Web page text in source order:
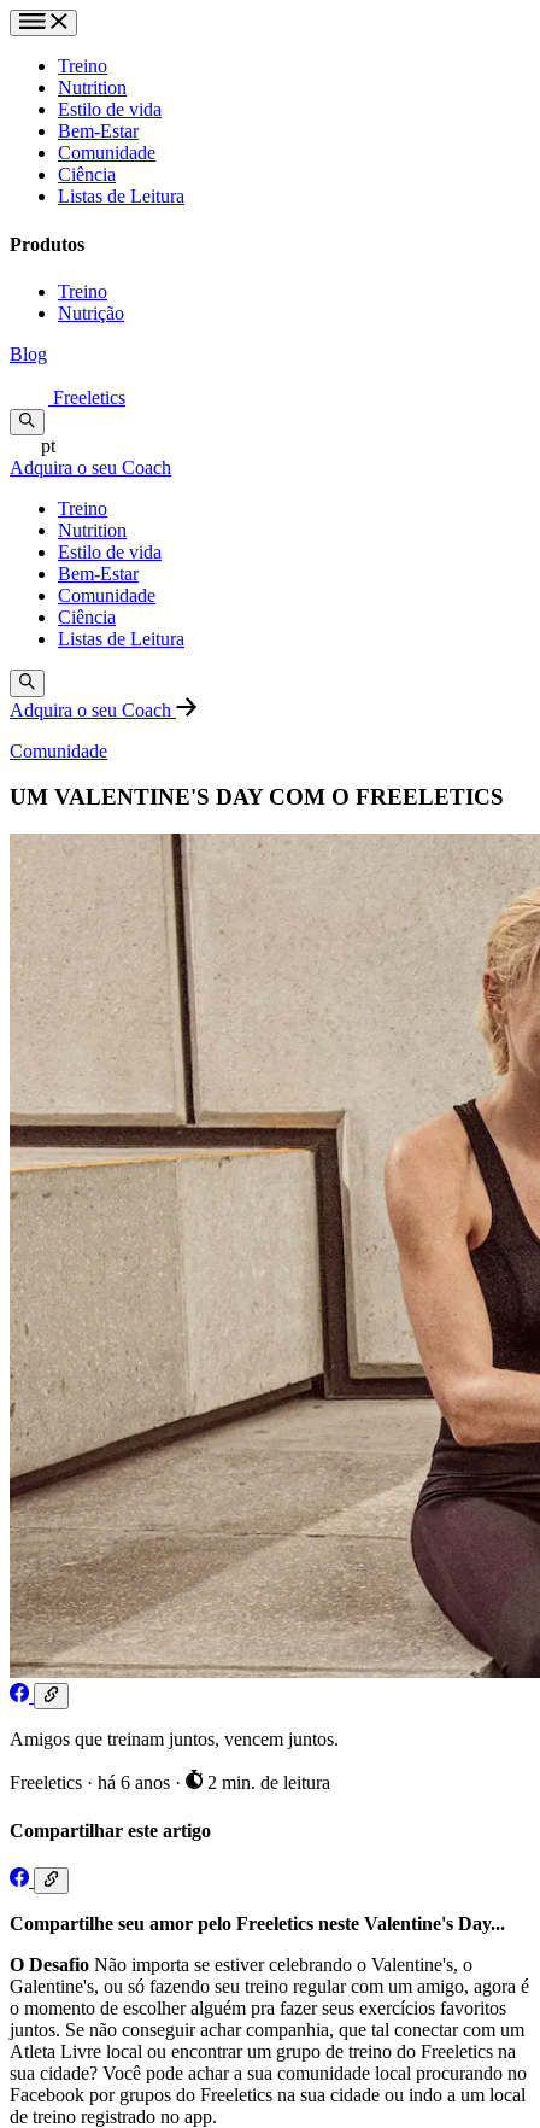
Treino
Nutrition
Estilo de vida
Bem-Estar
Comunidade
Ciência
Listas de Leitura
Produtos
Treino
Nutrição
Blog
Freeletics
pt
Adquira o seu Coach
Treino
Nutrition
Estilo de vida
Bem-Estar
Comunidade
Ciência
Listas de Leitura
Adquira o seu Coach
Comunidade
UM VALENTINE'S DAY COM O FREELETICS
Amigos que treinam juntos, vencem juntos.
Freeletics · há 6 anos · 2 min. de leitura
Compartilhar este artigo
Compartilhe seu amor pelo Freeletics neste Valentine's Day...
O Desafio Não importa se estiver celebrando o Valentine's, o
Galentine's, ou só fazendo seu treino regular com um amigo, agora é
o momento de escolher alguém pra fazer seus exercícios favoritos
juntos. Se não conseguir achar companhia, que tal conectar com um
Atleta Livre local ou encontrar um grupo de treino do Freeletics na
sua cidade? Você pode achar a sua comunidade local procurando no
Facebook por grupos do Freeletics na sua cidade ou indo a um local
de treino registrado no app.